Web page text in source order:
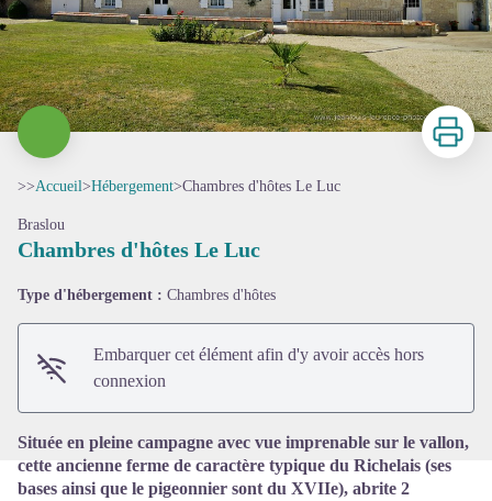
Imprimer
>>Accueil>Hébergement>Chambres d'hôtes Le Luc
Braslou
Chambres d'hôtes Le Luc
Type d'hébergement : Chambres d'hôtes
Embarquer cet élément afin d'y avoir accès hors
connexion
Située en pleine campagne avec vue imprenable sur le vallon,
cette ancienne ferme de caractère typique du Richelais (ses
bases ainsi que le pigeonnier sont du XVIIe), abrite 2